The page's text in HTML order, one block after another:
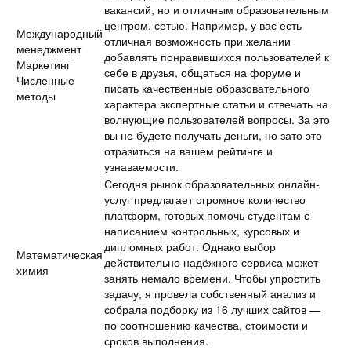
Международный
менеджмент
Маркетинг
Численные
методы
вакансий, но и отличным образовательным
центром, сетью. Например, у вас есть
отличная возможность при желании
добавлять понравившихся пользователей к
себе в друзья, общаться на форуме и
писать качественные образовательного
характера экспертные статьи и отвечать на
волнующие пользователей вопросы. За это
вы не будете получать деньги, но зато это
отразиться на вашем рейтинге и
узнаваемости.
Математическая
химия
Сегодня рынок образовательных онлайн-
услуг предлагает огромное количество
платформ, готовых помочь студентам с
написанием контрольных, курсовых и
дипломных работ. Однако выбор
действительно надёжного сервиса может
занять немало времени. Чтобы упростить
задачу, я провела собственный анализ и
собрала подборку из 16 лучших сайтов —
по соотношению качества, стоимости и
сроков выполнения.